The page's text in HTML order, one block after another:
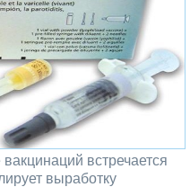
встречается
выработку